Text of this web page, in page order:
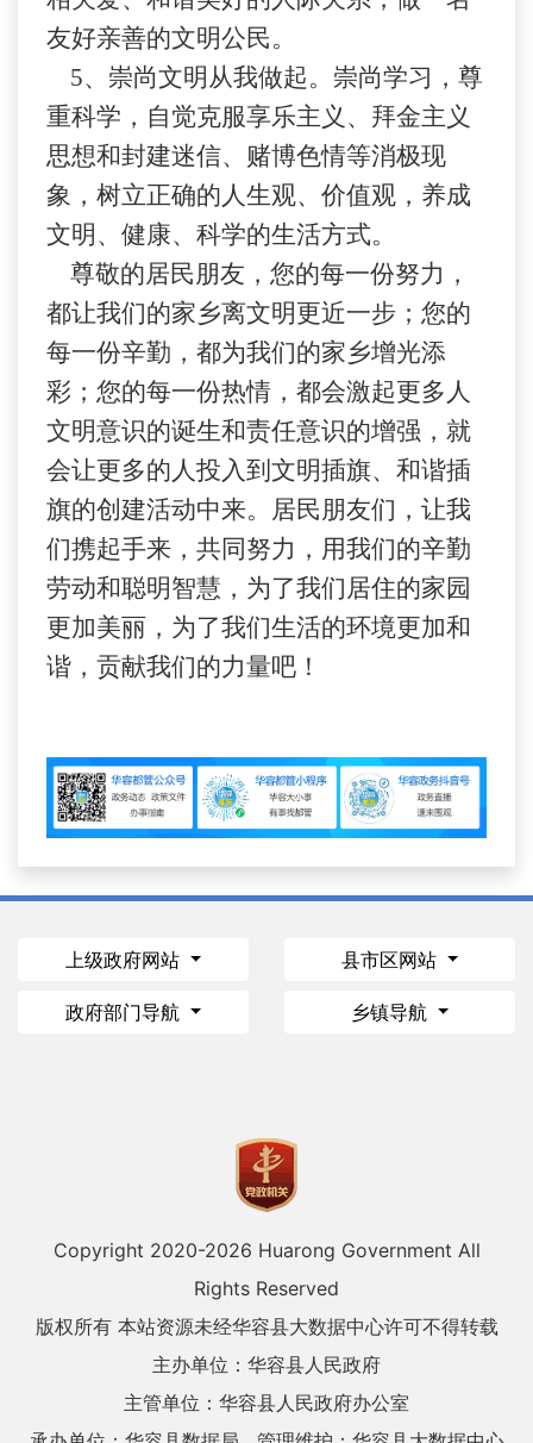
友好亲善的文明公民。
5、 崇尚文明从我做起。崇尚学习，尊
重科学，自觉克服享乐主 义 、拜金主义
思想和封建迷信、 赌博色情等消极现
象，树立正确的人生观、价值观，养成
文明、健康、科学的生活方式。
尊敬的居民朋友，您的每一份努力，
都让我们的家乡离文明更近一步；您的
每一份辛勤，都为我们的家乡增光添
彩；您的每一份热情，都会激起更多人
文明意识的诞生和责任意识的增强，就
会让更多的人投入到文明插旗、和谐插
旗的创建活动中来。居民朋友们，让我
们携起手来，共同努力，用我们的辛勤
劳动和聪明智慧，为了我们居住的家园
更加美丽，为了我们生活的环境更加和
谐，贡献我们的力量吧！
上级政府网站 县市区网站
政府部门导航 乡镇导航
Copyright 2020-2026 Huarong Government All
Rights Reserved
版权所有 本站资源未经华容县大数据中心许可不得转载
主办单位：华容县人民政府
主管单位：华容县人民政府办公室